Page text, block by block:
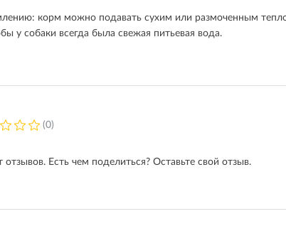
корм можно подавать сухим или размоченным
у собаки всегда была свежая питьевая вода.
(0)
отзывов. Есть чем поделиться? Оставьте свой отзыв.